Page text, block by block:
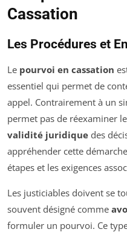
Cassation
Les Procédures et
Le pourvoi en cassation
essentiel qui permet de
appel. Contrairement à un
permet pas de réexaminer
validité juridique des
appréhender cette
étapes et les exigences
Les justiciables doivent se
souvent désigné comme
formuler un pourvoi. Ce